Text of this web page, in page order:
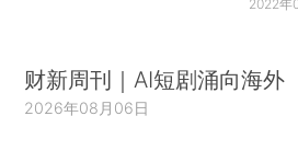
2022年
财新周刊｜AI短剧涌向海外
2026年08月06日